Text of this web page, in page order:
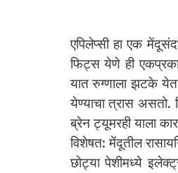
एपिलेप्सी हा एक
फिट्स येणे ही
यात रुग्णाला झटके
येण्याचा त्रास
ब्रेन ट्यूमरही याला
विशेषत: मेंदूतील
छोट्या पेशीमध्ये